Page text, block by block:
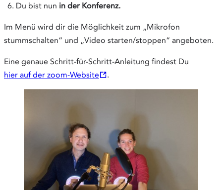
Du bist nun in der Konferenz.
Im Menü wird dir die Möglichkeit zum „Mikrofon
stummschalten“ und „Video starten/stoppen“ angeboten.
Eine genaue Schritt-für-Schritt-Anleitung findest Du
hier auf der zoom-Website
.